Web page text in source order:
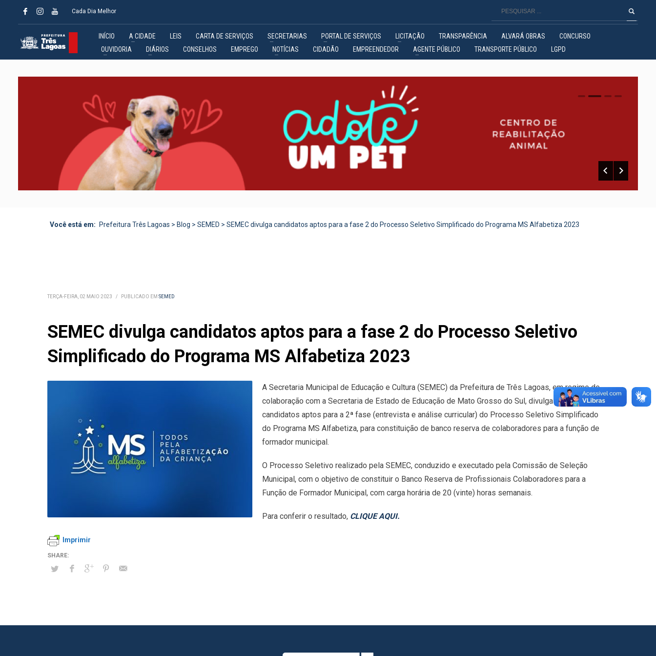
Cada Dia Melhor
INÍCIO A CIDADE LEIS CARTA DE SERVIÇOS SECRETARIAS PORTAL DE SERVIÇOS LICITAÇÃO TRANSPARÊNCIA ALVARÁ OBRAS
CONCURSO
OUVIDORIA
DIÁRIOS CONSELHOS EMPREGO NOTÍCIAS CIDADÃO EMPREENDEDOR AGENTE PÚBLICO TRANSPORTE PÚBLICO LGPD
0 1 2
Você está em: Prefeitura Três Lagoas > Blog > SEMED > SEMEC divulga candidatos aptos para a fase 2 do Processo Seletivo Simplificado do Programa MS Alfabetiza 2023
TERÇA-FEIRA, 02 MAIO 2023 / PUBLICADO EM SEMED
SEMEC divulga candidatos aptos para a fase 2 do Processo Seletivo
Simplificado do Programa MS Alfabetiza 2023
A Secretaria Municipal de Educação e Cultura (SEMEC) da Prefeitura de Três Lagoas, em regime de
colaboração com a Secretaria de Estado de Educação de Mato Grosso do Sul, divulga a relação de
candidatos aptos para a 2ª fase (entrevista e análise curricular) do Processo Seletivo Simplificado
do Programa MS Alfabetiza, para constituição de banco reserva de colaboradores para a função de
formador municipal.
O Processo Seletivo realizado pela SEMEC, conduzido e executado pela Comissão de Seleção
Municipal, com o objetivo de constituir o Banco Reserva de Profissionais Colaboradores para a
Função de Formador Municipal, com carga horária de 20 (vinte) horas semanais.
Para conferir o resultado, CLIQUE AQUI.
Imprimir